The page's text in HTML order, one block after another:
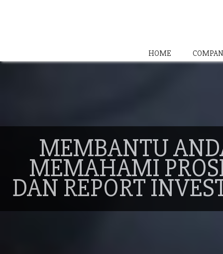
HOME
MEMBANTU
MEMAHAMI
DAN REPORT